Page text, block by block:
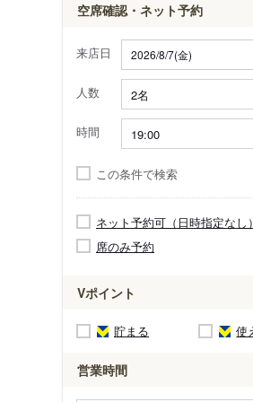
空席確認・ネット予約
来店日
人数
時間
この条件で検索
ネット予約可（日時指定なし）
席のみ予約
Vポイント
貯まる 使
営業時間